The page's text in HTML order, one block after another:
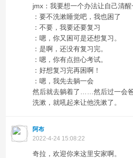
jmx：我要想一个办法让自己清醒
：要不洗漱睡觉吧，我也困了
：不要，我要还要复习
：嗯，你又困可是还想复习。
：是啊，还没有复习完。
：嗯，你有点担心考试。
：好想复习完再困啊！
：嗯，我先去躺一会
然后就去躺着了……然后过一会
洗漱，就吼起来让他洗漱了。
阿布
2022-4-24 15:08:22
奇拉，欢迎你来这里安家啊。